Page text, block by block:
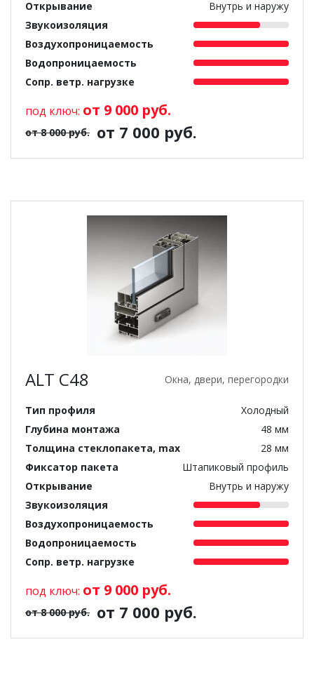
Открывание
Внутрь и наружу
Звукоизоляция
Воздухопроницаемость
Водопроницаемость
Сопр. ветр. нагрузке
под ключ: от 9 000 руб.
от 8 000 руб. от 7 000 руб.
ALT C48 Окна, двери, перегородки
Тип профиля
Холодный
Глубина монтажа
48 мм
Толщина стеклопакета, max
28 мм
Фиксатор пакета
Штапиковый профиль
Открывание
Внутрь и наружу
Звукоизоляция
Воздухопроницаемость
Водопроницаемость
Сопр. ветр. нагрузке
под ключ: от 9 000 руб.
от 8 000 руб. от 7 000 руб.